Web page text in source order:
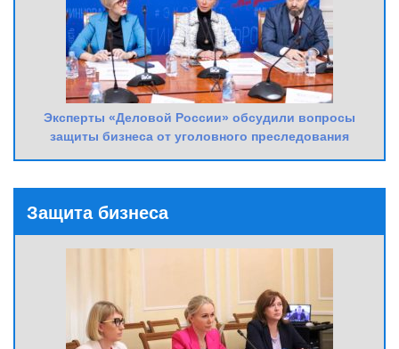
Эксперты «Деловой России» обсудили вопросы
защиты бизнеса от уголовного преследования
Защита бизнеса